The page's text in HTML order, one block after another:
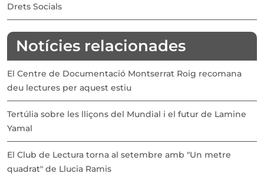
Drets Socials
Notícies relacionades
El Centre de Documentació Montserrat Roig recomana
deu lectures per aquest estiu
Tertúlia sobre les lliçons del Mundial i el futur de Lamine
Yamal
El Club de Lectura torna al setembre amb "Un metre
quadrat" de Llucia Ramis